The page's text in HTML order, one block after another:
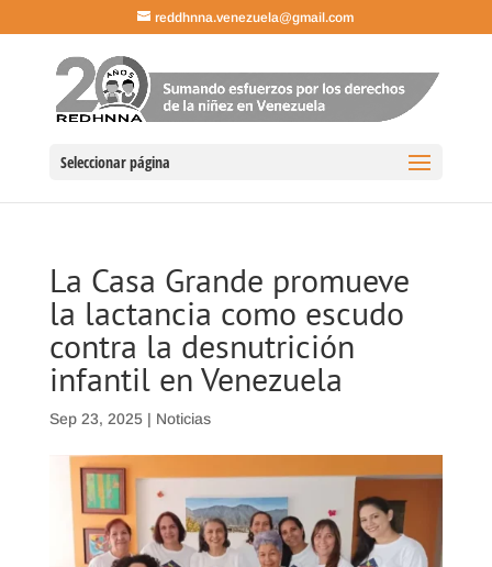
reddhnna.venezuela@gmail.com
Seleccionar página
La Casa Grande promueve
la lactancia como escudo
contra la desnutrición
infantil en Venezuela
Sep 23, 2025| Noticias